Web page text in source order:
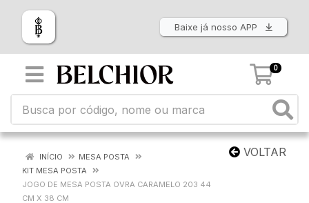
Baixe já nosso APP
0
VOLTAR
INÍCIO
MESA POSTA
KIT MESA POSTA
JOGO DE MESA POSTA OVRA CARAMELO 203 44
CM X 38 CM